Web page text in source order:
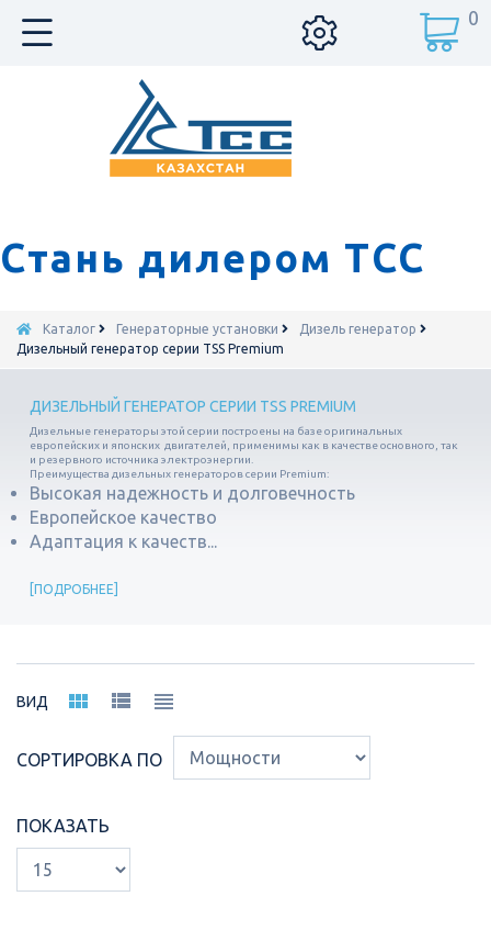
Стань дилером ТСС
0
Каталог Генераторные установки
Дизель генератор
Дизельный генератор серии TSS Premium
ДИЗЕЛЬНЫЙ ГЕНЕРАТОР СЕРИИ TSS PREMIUM
Дизельные генераторы этой серии построены на базе оригинальных
европейских и японских двигателей, применимы как в качестве основного, так
и резервного источника электроэнергии.
Преимущества дизельных генераторов серии Premium:
Высокая надежность и долговечность
Европейское качество
Адаптация к качеств...
ПОДРОБНЕЕ
ВИД
СОРТИРОВКА ПО
ПОКАЗАТЬ